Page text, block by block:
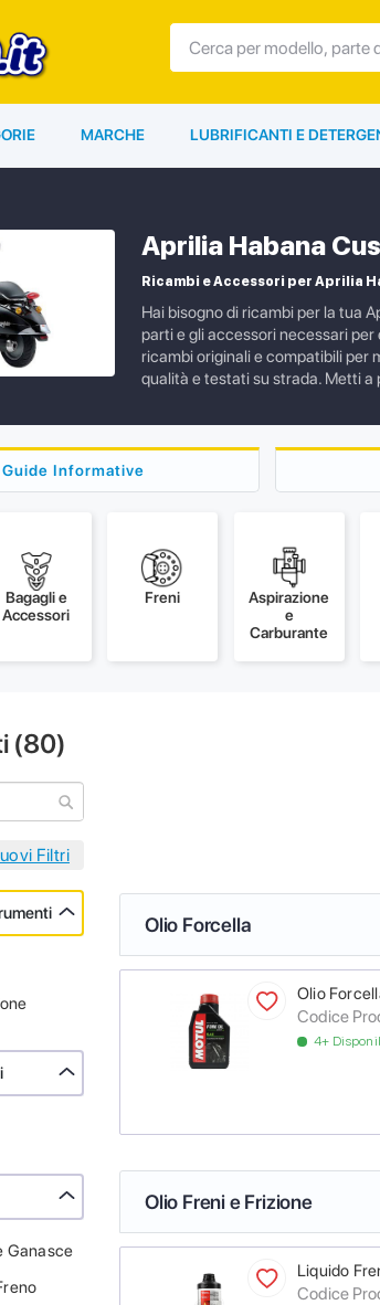
MARCHE LUBRIFICANTI E
Aprilia Habana
Ricambi e Accessori per Aprilia
Hai bisogno di ricambi per la tua
parti e gli accessori necessari
ricambi originali e compatibili per
qualità e testati su strada. Metti
Guide Informative
Bagagli e
Accessori
Freni
Aspirazione
e
Carburante
(80)
Ganasce
Olio Forcella
Olio
Codice
4+
Olio Freni e Frizione
Liquido
Codice